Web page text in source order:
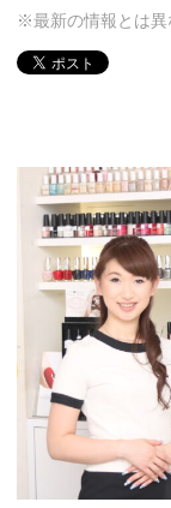
※最新の情報とは異